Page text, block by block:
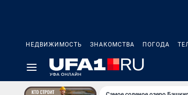
НЕДВИЖИМОСТЬ ЗНАКОМСТВА ПОГОДА